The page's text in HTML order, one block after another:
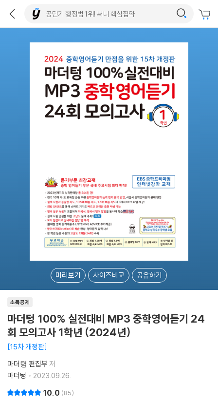
미리보기 사이즈비교 공유하기
소득공제
마더텅 100% 실전대비 MP3 중학영어듣기 24
회 모의고사 1학년 (2024년)
15차 개정판
마더텽 편집부 저
마더텅
2023.09.26.
10.0 85